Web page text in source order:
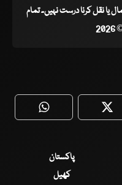
نقل کرنا درست نہیں۔ تمام
WhatsApp
پاکستان
کھیل